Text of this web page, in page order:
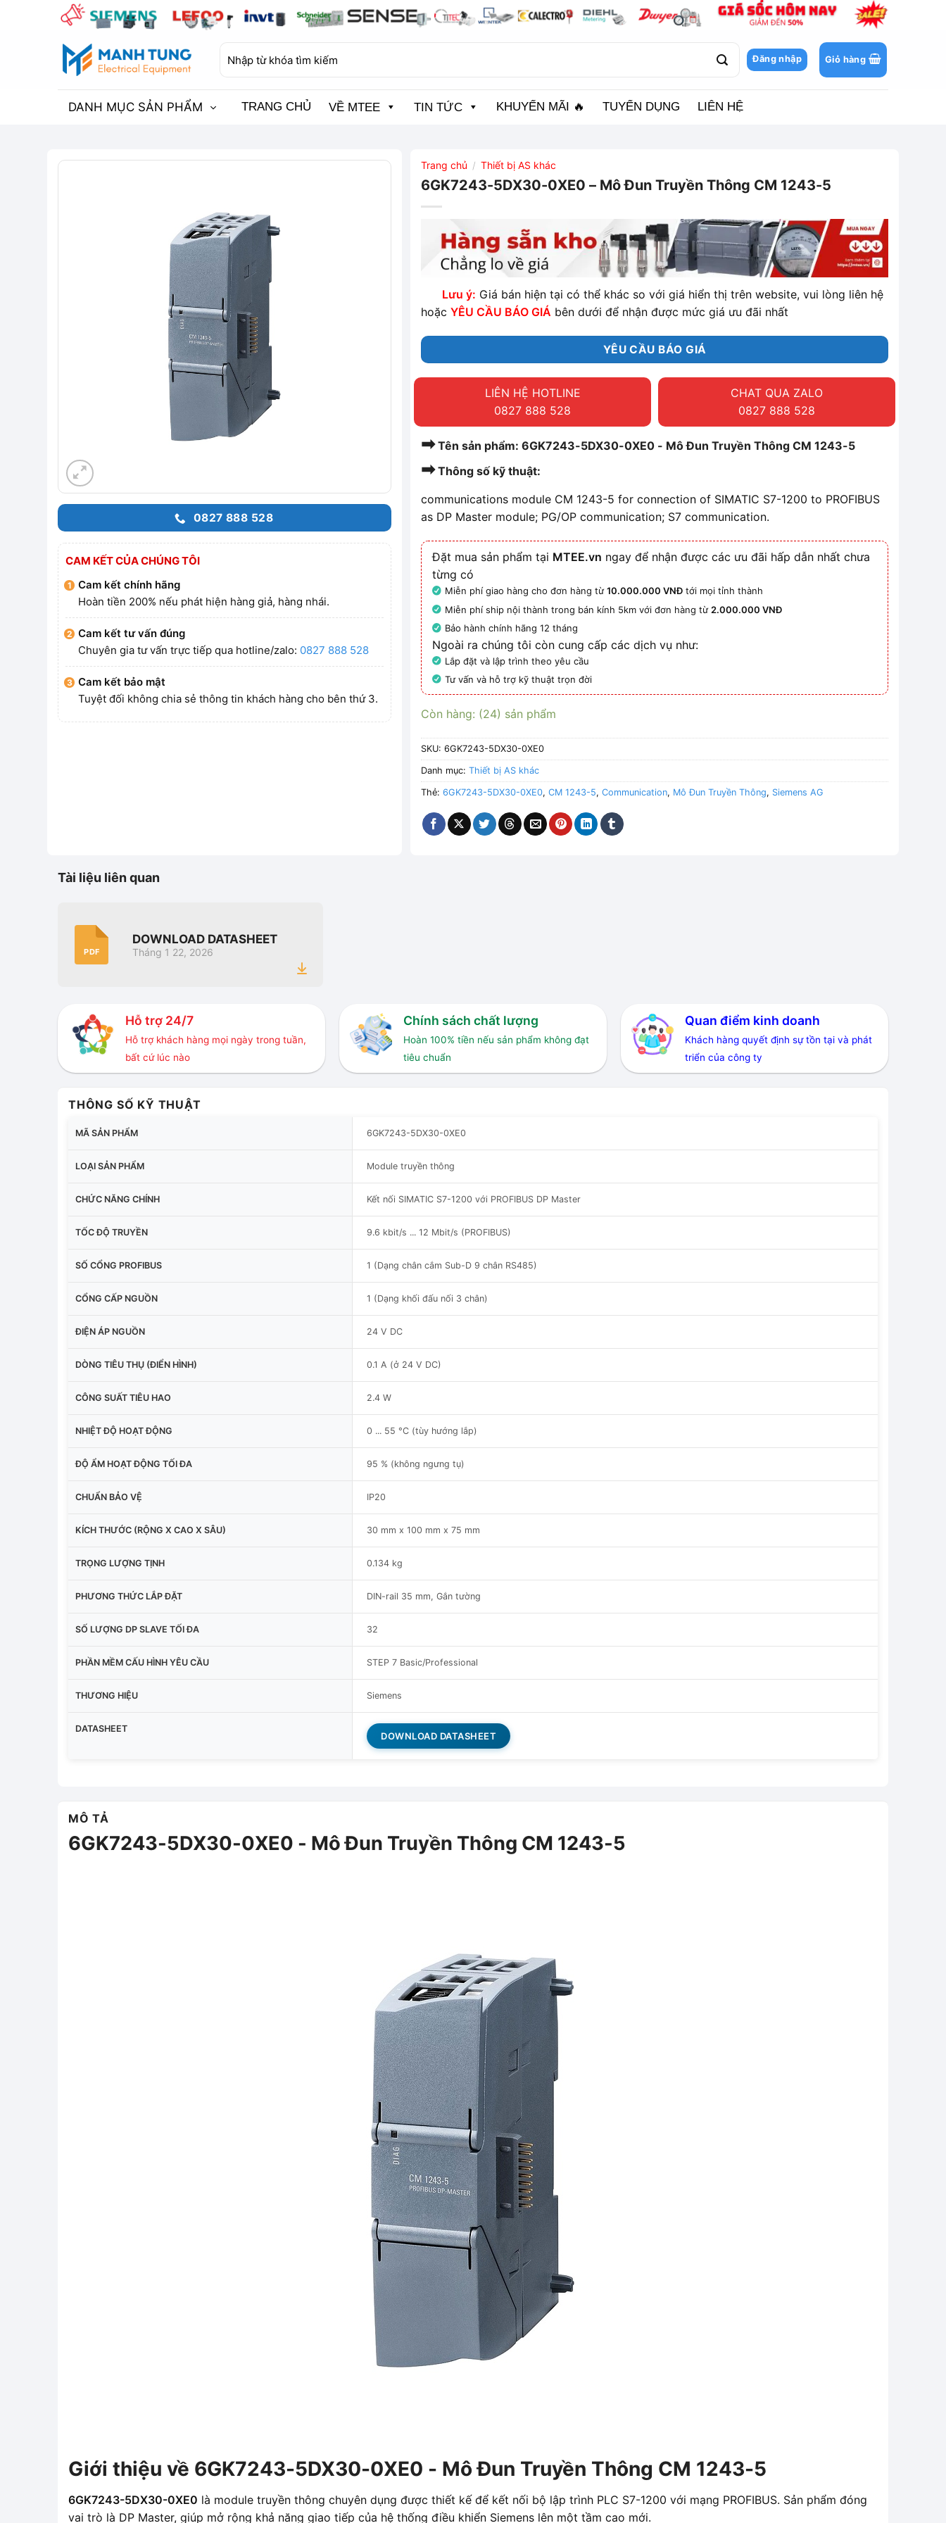
kiếm:
Đăng nhập Giỏ hàng
DANH MỤC SẢN PHẨM TRANG CHỦ VỀ MTEE TIN TỨC KHUYẾN MÃI 🔥 TUYỂN DỤNG LIÊN HỆ
0827 888 528
CAM KẾT CỦA CHÚNG TÔI
Cam kết chính hãng
Hoàn tiền 200% nếu phát hiện hàng giả, hàng nhái.
Cam kết tư vấn đúng
Chuyên gia tư vấn trực tiếp qua hotline/zalo: 0827 888 528
Cam kết bảo mật
Tuyệt đối không chia sẻ thông tin khách hàng cho bên thứ 3.
Trang chủ / Thiết bị AS khác
6GK7243-5DX30-0XE0 – Mô Đun Truyền Thông CM 1243-5
Lưu ý: Giá bán hiện tại có thể khác so với giá hiển thị trên website, vui lòng liên hệ
hoặcYÊU CẦU BÁO GIÁ bên dưới để nhận được mức giá ưu đãi nhất
YÊU CẦU BÁO GIÁ
LIÊN HỆ HOTLINE
0827 888 528
CHAT QUA ZALO
0827 888 528
➡Tên sản phẩm: 6GK7243-5DX30-0XE0 - Mô Đun Truyền Thông CM 1243-5
➡Thông số kỹ thuật:
communications module CM 1243-5 for connection of SIMATIC S7-1200 to PROFIBUS
as DP Master module; PG/OP communication; S7 communication.
Đặt mua sản phẩm tại MTEE.vn ngay để nhận được các ưu đãi hấp dẫn nhất chưa
từng có
Miễn phí giao hàng cho đơn hàng từ10.000.000 VNĐ tới mọi tỉnh thành
Miễn phí ship nội thành trong bán kính 5km với đơn hàng từ 2.000.000 VNĐ
Bảo hành chính hãng 12 tháng
Ngoài ra chúng tôi còn cung cấp các dịch vụ như:
Lắp đặt và lập trình theo yêu cầu
Tư vấn và hỗ trợ kỹ thuật trọn đời
Còn hàng: (24) sản phẩm
SKU:6GK7243-5DX30-0XE0
Danh mục:Thiết bị AS khác
Thẻ:6GK7243-5DX30-0XE0,CM 1243-5,Communication, Mô Đun Truyền Thông, Siemens AG
Tài liệu liên quan
PDF
DOWNLOAD DATASHEET
Tháng 1 22, 2026
Hỗ trợ 24/7
Hỗ trợ khách hàng mọi ngày trong tuần,
bất cứ lúc nào
Chính sách chất lượng
Hoàn 100% tiền nếu sản phẩm không đạt
tiêu chuẩn
Quan điểm kinh doanh
Khách hàng quyết định sự tồn tại và phát
triển của công ty
THÔNG SỐ KỸ THUẬT
MÃ SẢN PHẨM 6GK7243-5DX30-0XE0
LOẠI SẢN PHẨM Module truyền thông
CHỨC NĂNG CHÍNH Kết nối SIMATIC S7-1200 với PROFIBUS DP Master
TỐC ĐỘ TRUYỀN 9.6 kbit/s ... 12 Mbit/s (PROFIBUS)
SỐ CỔNG PROFIBUS 1 (Dạng chân cắm Sub-D 9 chân RS485)
CỔNG CẤP NGUỒN 1 (Dạng khối đấu nối 3 chân)
ĐIỆN ÁP NGUỒN 24 V DC
DÒNG TIÊU THỤ (ĐIỂN HÌNH) 0.1 A (ở 24 V DC)
CÔNG SUẤT TIÊU HAO 2.4 W
NHIỆT ĐỘ HOẠT ĐỘNG 0 ... 55 °C (tùy hướng lắp)
ĐỘ ẨM HOẠT ĐỘNG TỐI ĐA 95 % (không ngưng tụ)
CHUẨN BẢO VỆ IP20
KÍCH THƯỚC (RỘNG X CAO X SÂU) 30 mm x 100 mm x 75 mm
TRỌNG LƯỢNG TỊNH 0.134 kg
PHƯƠNG THỨC LẮP ĐẶT DIN-rail 35 mm, Gắn tường
SỐ LƯỢNG DP SLAVE TỐI ĐA 32
PHẦN MỀM CẤU HÌNH YÊU CẦU STEP 7 Basic/Professional
THƯƠNG HIỆU Siemens
DATASHEET
DOWNLOAD DATASHEET
MÔ TẢ
6GK7243-5DX30-0XE0 - Mô Đun Truyền Thông CM 1243-5
Giới thiệu về 6GK7243-5DX30-0XE0 - Mô Đun Truyền Thông CM 1243-5
6GK7243-5DX30-0XE0 là module truyền thông chuyên dụng được thiết kế để kết nối bộ lập trình PLC S7-1200 với mạng PROFIBUS. Sản phẩm đóng
vai trò là DP Master, giúp mở rộng khả năng giao tiếp của hệ thống điều khiển Siemens lên một tầm cao mới.